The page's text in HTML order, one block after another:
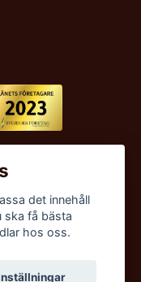
det innehåll
ska få bästa
hos oss.